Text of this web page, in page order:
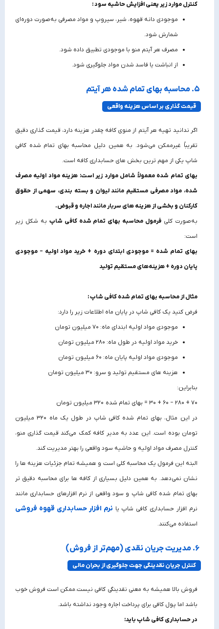
کنترل موارد زیر یعنی افزایش حاشیه سود :
موجودی دانه قهوه، شیر، سیروپ و مواد مصرفی به‌صورت دوره‌ای
شمارش شود.
مصرف هر آیتم منو با موجودی تطبیق داده شود.
از انباشت یا فاسد شدن مواد جلوگیری شود.
۵. محاسبه بهای تمام‌ شده هر آیتم
قیمت‌ گذاری بر اساس هزینه واقعی
اگر ندانید تهیه هر آیتم از منوی کافه چقدر هزینه دارد، قیمت‌ گذاری دقیق
تقریباً غیرممکن می‌شود. به همین دلیل محاسبه بهای تمام شده کافی
شاپ یکی از مهم‌ ترین بخش‌ های حسابداری کافه است.
بهای تمام شده معمولاً شامل موارد زیر است: هزینه مواد اولیه مصرف‌
شده، مواد مصرفی مستقیم مانند لیوان و بسته‌ بندی، سهمی از حقوق
کارکنان و بخشی از هزینه‌ های سربار مانند اجاره و قبوض.
به‌صورت کلی فرمول محاسبه بهای تمام شده کافی شاپ به شکل زیر
است:
بهای تمام شده = موجودی ابتدای دوره + خرید مواد اولیه − موجودی
پایان دوره + هزینه‌های مستقیم تولید
مثال از محاسبه بهای تمام شده کافی شاپ :
فرض کنید یک کافی شاپ در پایان ماه اطلاعات زیر را دارد:
موجودی مواد اولیه ابتدای ماه: ۷۰ میلیون تومان
خرید مواد اولیه در طول ماه: ۲۸۰ میلیون تومان
موجودی مواد اولیه پایان ماه: ۶۰ میلیون تومان
هزینه‌ های مستقیم تولید و سرو: ۳۰ میلیون تومان
بنابراین:
۷۰ + ۲۸۰ − ۶۰ + ۳۰ = بهای تمام شده ۳۲۰ میلیون تومان
در این مثال، بهای تمام شده کافی شاپ در طول یک ماه ۳۲۰ میلیون
تومان بوده است. این عدد به مدیر کافه کمک می‌کند قیمت‌ گذاری منو،
کنترل مصرف مواد اولیه و حاشیه سود واقعی را بهتر مدیریت کند.
البته این فرمول یک محاسبه کلی است و همیشه تمام جزئیات هزینه‌ ها را
نشان نمی‌دهد. به همین دلیل بسیاری از کافه‌ ها برای محاسبه دقیق‌ تر
بهای تمام شده کافی شاپ و سود واقعی از نرم افزارهای حسابداری مانند
نرم افزار حسابداری کافی شاپ یا نرم افزار حسابداری قهوه فروشی
استفاده می‌کنند.
۶. مدیریت جریان نقدی (مهم‌تر از فروش)
کنترل جریان نقدینگی جهت جلوگیری از بحران مالی
فروش بالا همیشه به معنی نقدینگی کافی نیست.ممکن است فروش خوب
باشد اما پول کافی برای پرداخت اجاره وجود نداشته باشد.
در حسابداری کافی شاپ باید: